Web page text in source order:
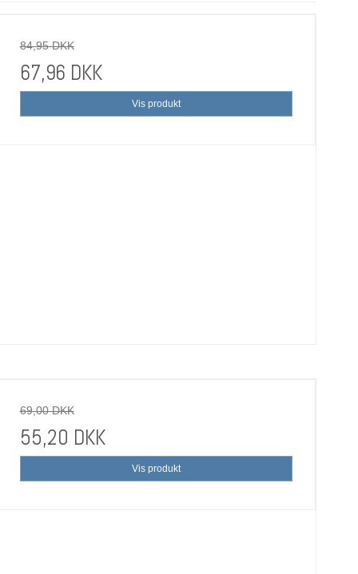
84,95 DKK
67,96 DKK
Vis produkt
69,00 DKK
55,20 DKK
Vis produkt